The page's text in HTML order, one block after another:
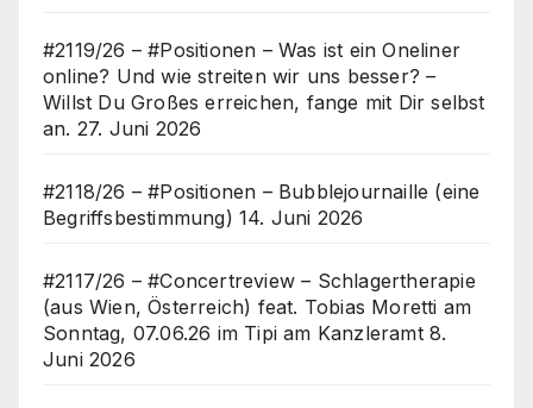
#2119/26 – #Positionen – Was ist ein Oneliner
online? Und wie streiten wir uns besser? –
Willst Du Großes erreichen, fange mit Dir selbst
an. 27. Juni 2026
#2118/26 – #Positionen – Bubblejournaille (eine
Begriffsbestimmung) 14. Juni 2026
#2117/26 – #Concertreview – Schlagertherapie
(aus Wien, Österreich) feat. Tobias Moretti am
Sonntag, 07.06.26 im Tipi am Kanzleramt 8.
Juni 2026